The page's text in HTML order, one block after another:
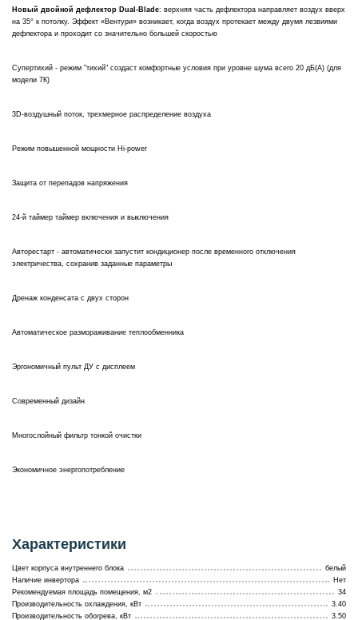
Новый двойной дефлектор Dual-Blade: верхняя часть дефлектора направляет воздух вверх
на 35° к потолку. Эффект «Вентури» возникает, когда воздух протекает между двумя лезвиями
дефлектора и проходит со значительно большей скоростью
Супертихий - режим "тихий" создаст комфортные условия при уровне шума всего 20 дБ(А) (для
модели 7К)
3D-воздушный поток, трехмерное распределение воздуха
Режим повышенной мощности Hi-power
Защита от перепадов напряжения
24-й таймер таймер включения и выключения
Авторестарт - автоматически запустит кондиционер после временного отключения
электричества, сохранив заданные параметры
Дренаж конденсата с двух сторон
Автоматическое размораживание теплообменника
Эргономичный пульт ДУ с дисплеем
Современный дизайн
Многослойный фильтр тонкой очистки
Экономичное энергопотребление
Характеристики
Цвет корпуса внутреннего блока
белый
Наличие инвертора
Нет
Рекомендуемая площадь помещения, м2
34
Производительность охлаждения, кВт
3.40
Производительность обогрева, кВт
3.50